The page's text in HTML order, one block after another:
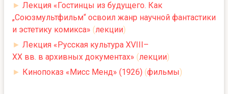
► Лекция «Гостинцы из будущего. Как
„Союзмультфильм“ освоил жанр научной фантастики
и эстетику комикса» (лекции)
► Лекция «Русская культура XVIII–
XX вв. в архивных документах» (лекции)
► Кинопоказ «Мисс Менд» (1926) (фильмы)